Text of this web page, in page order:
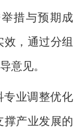
措与预期成
，通过分组
意见。
专业调整优化
撑产业发展的